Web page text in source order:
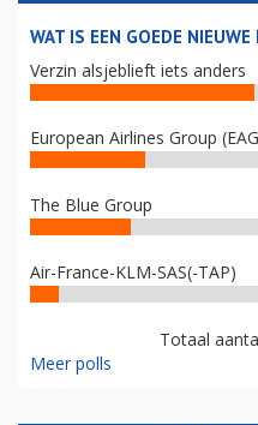
WAT IS EEN GOEDE
Verzin alsjeblieft iets anders
European Airlines Group
The Blue Group
Air-France-KLM-SAS(-TAP)
Totaal
Meer polls